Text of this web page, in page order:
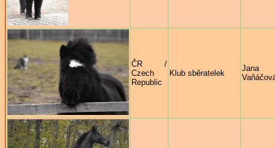
ČR /
Czech
Republic
Klub sběratelek
Jana